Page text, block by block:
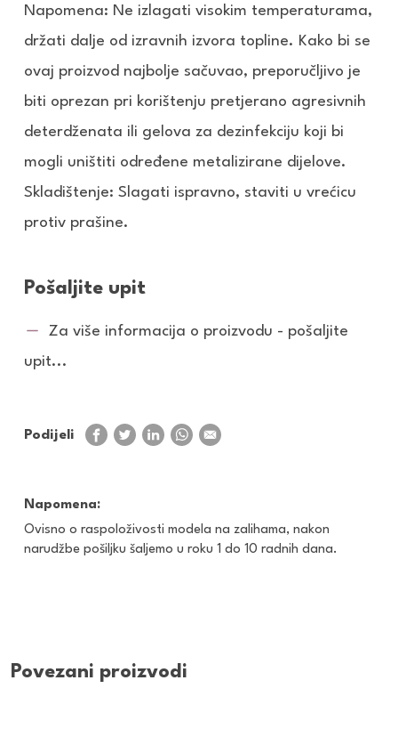
Napomena: Ne izlagati visokim temperaturama,
držati dalje od izravnih izvora topline. Kako bi se
ovaj proizvod najbolje sačuvao, preporučljivo je
biti oprezan pri korištenju pretjerano agresivnih
deterdženata ili gelova za dezinfekciju koji bi
mogli uništiti određene metalizirane dijelove.
Skladištenje: Slagati ispravno, staviti u vrećicu
protiv prašine.
Pošaljite upit
Za više informacija o proizvodu - pošaljite
upit...
Podijeli
Napomena:
Ovisno o raspoloživosti modela na zalihama, nakon
narudžbe pošiljku šaljemo u roku 1 do 10 radnih dana.
Povezani proizvodi